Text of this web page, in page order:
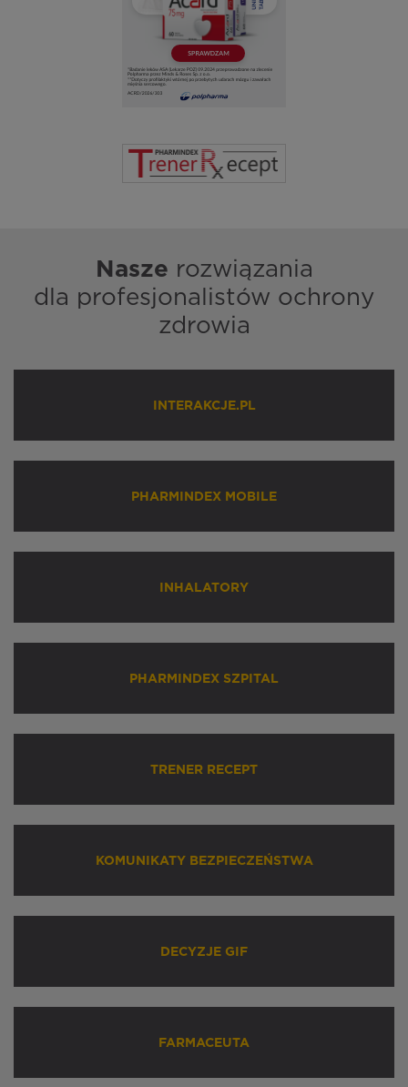
Nasze rozwiązania
dla profesjonalistów ochrony
zdrowia
INTERAKCJE.PL
PHARMINDEX MOBILE
INHALATORY
PHARMINDEX SZPITAL
TRENER RECEPT
KOMUNIKATY BEZPIECZEŃSTWA
DECYZJE GIF
FARMACEUTA